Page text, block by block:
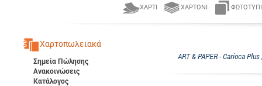
ΧΑΡΤΊ ΧΑΡΤΌΝΙ
Χαρτοπωλειακά
Σημεία Πώλησης
Ανακοινώσεις
Κατάλογος
ART & PAPER - Carioca